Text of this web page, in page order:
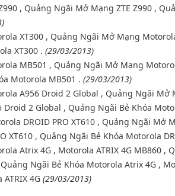
, Quảng Ngãi Mở Mạng ZTE Z990 ,
XT300 , Quảng Ngãi Mở Mạng
XT300 . (29/03/2013)
MB501 , Quảng Ngãi Mở Mạng
Motorola MB501 . (29/03/2013)
A956 Droid 2 Global , Quảng Ngãi
2 Global , Quảng Ngãi Bẻ Khóa
DROID PRO XT610 , Quảng Ngãi Mở
XT610 , Quảng Ngãi Bẻ Khóa Motorola
Atrix 4G , Motorola ATRIX 4G MB860
Ngãi Bẻ Khóa Motorola Atrix 4G ,
4G (29/03/2013)